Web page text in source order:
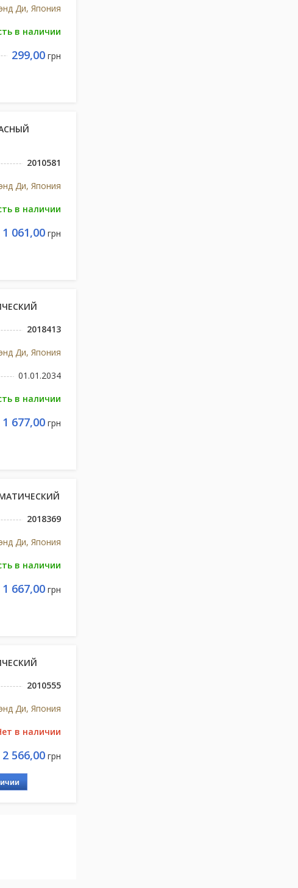
Ди, Япония
в наличии
299,00грн
2010581
Ди, Япония
в наличии
1 061,00грн
2018413
Ди, Япония
01.01.2034
в наличии
1 677,00грн
2018369
Ди, Япония
в наличии
1 667,00грн
2010555
Ди, Япония
в наличии
2 566,00грн